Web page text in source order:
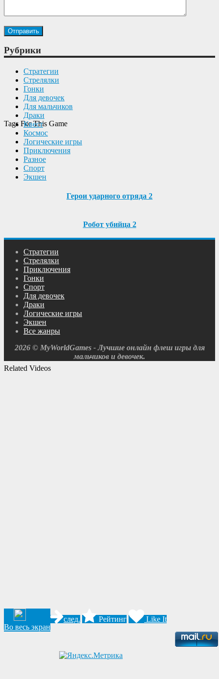
Tags For This Game
Related Videos
след. Рейтинг
Like It
Во весь экран
Рубрики
Cтратегии
Cтрелялки
Гонки
Для девочек
Для мальчиков
Драки
Квест
Космос
Логические игры
Приключения
Разное
Спорт
Экшен
Герои ударного отряда 2
Робот убийца 2
Cтратегии
Cтрелялки
Приключения
Гонки
Спорт
Для девочек
Драки
Логические игры
Экшен
Все жанры
2026 © MyWorldGames - Лучшие онлайн флеш игры для
мальчиков и девочек.